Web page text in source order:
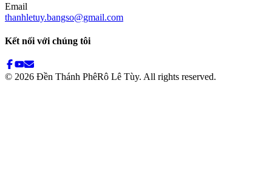
Email
thanhletuy.bangso@gmail.com
Kết nối với chúng tôi
© 2026 Đền Thánh PhêRô Lê Tùy. All rights reserved.